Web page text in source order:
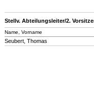
Stellv. Abteilungsleiter/2.
Name, Vorname
Seubert, Thomas